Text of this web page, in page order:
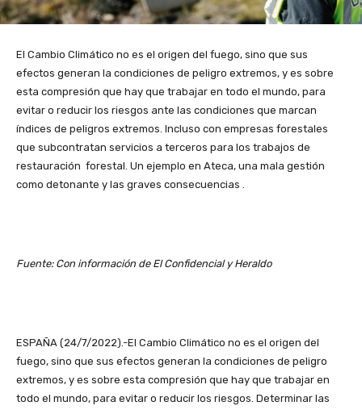
El Cambio Climático no es el origen del fuego, sino que sus
efectos generan la condiciones de peligro extremos, y es sobre
esta compresión que hay que trabajar en todo el mundo, para
evitar o reducir los riesgos ante las condiciones que marcan
índices de peligros extremos. Incluso con empresas forestales
que subcontratan servicios a terceros para los trabajos de
restauración forestal. Un ejemplo en Ateca, una mala gestión
como detonante y las graves consecuencias .
Fuente: Con información de El Confidencial y Heraldo
ESPAÑA (24/7/2022).-El Cambio Climático no es el origen del
fuego, sino que sus efectos generan la condiciones de peligro
extremos, y es sobre esta compresión que hay que trabajar en
todo el mundo, para evitar o reducir los riesgos. Determinar las